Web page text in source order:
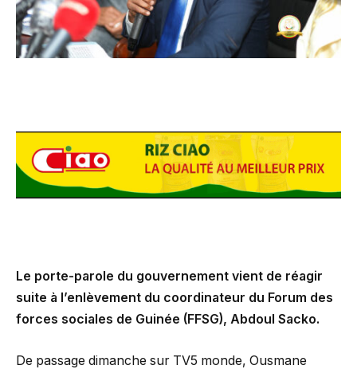
Le porte-parole du gouvernement vient de réagir
suite à l’enlèvement du coordinateur du Forum des
forces sociales de Guinée (FFSG), Abdoul Sacko.
De passage dimanche sur TV5 monde, Ousmane